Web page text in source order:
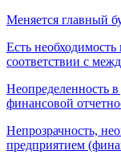
Меняется главный
Есть
соответствии с
Неопределенность в
финансовой
Непрозрачность,
предприятием